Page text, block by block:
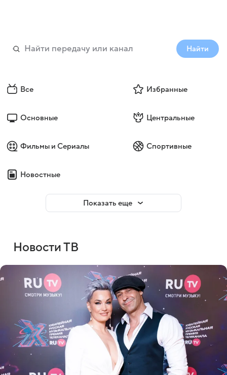
Найти
Все Избранные
Основные Центральные
Фильмы и Сериалы Спортивные
Новостные
Показать еще
Новости ТВ